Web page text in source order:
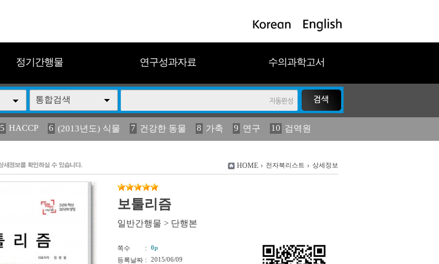
정기간행물 연구성과자료 수의과학고서
통합검색
5 HACCP 6 (2013년도) 식물 7 건강한 동물 8 가축 9 연구 10 검역원
(2013년도) 식 15 구제역 16 관리 17 연보 18 2023 19 농림수산
HOME 전자북리스트 상세정보
보툴리즘
일반간행물 > 단행본
쪽수 :
0p
등록날짜 : 2015/06/09